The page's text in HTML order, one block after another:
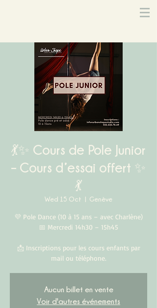
💃✨ Cours de Pole Junior
– Cours d’essai offert ✨
💃
Wed 15 Oct
  |
Genève
💜 Pole Dance (10 à 15 ans – avec Charlène)
📅 Mercredi 14h30 – 15h45
📩 Inscriptions pour les cours enfants par
mail ou téléphone.
Aucun billet en vente
Voir d'autres événements